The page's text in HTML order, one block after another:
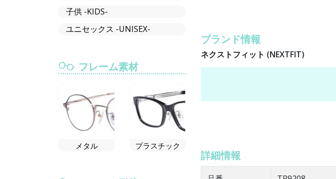
ブランド情報
ネクストフィット (NEXTFIT)
詳細情報
子供 -KIDS-
ユニセックス -UNISEX-
フレーム素材
メタル プラスチック